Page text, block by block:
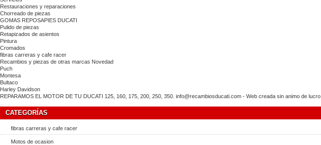
Restauraciones y reparaciones
Chorreado de piezas
GOMAS REPOSAPIES DUCATI
Pulido de piezas
Retapizados de asientos
Pintura
Cromados
fibras carreras y cafe racer
Recambios y piezas de otras marcas Novedad
Puch
Montesa
Bultaco
Harley Davidson
REPARAMOS EL MOTOR DE TU DUCATI 125, 160, 175, 200, 250, 350. info@recambiosducati.com - Web creada sin animo de lucro
CATEGORÍAS
fibras carreras y cafe racer
Motos de ocasion